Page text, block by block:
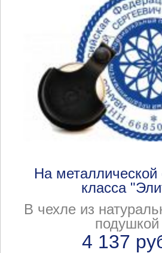
На металлической
класса
В чехле из
подушкой
4 137